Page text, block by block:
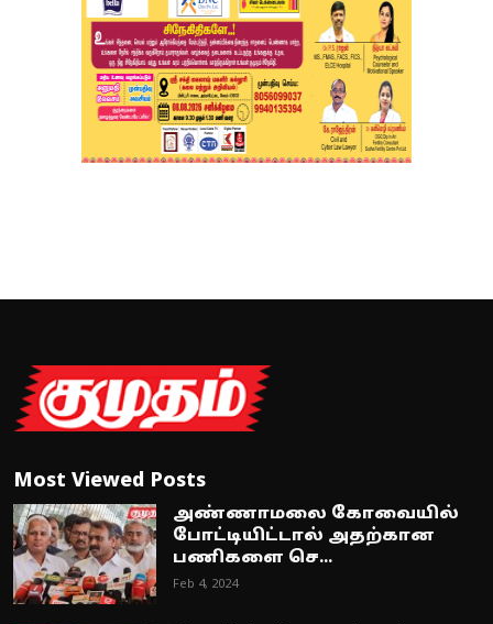
Most Viewed Posts
அண்ணாமலை கோவையில்
போட்டியிட்டால் அதற்கான
பணிகளை செ...
Feb 4, 2024